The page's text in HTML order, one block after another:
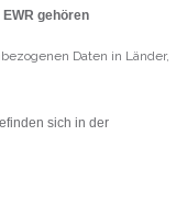
gehören
Daten in Länder,
sich in der